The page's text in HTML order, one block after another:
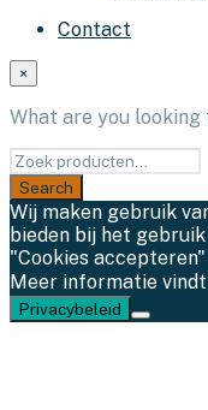
Contact
×
What are you looking
Wij maken gebruik
bieden bij het
"Cookies
Meer informatie
Privacybeleid